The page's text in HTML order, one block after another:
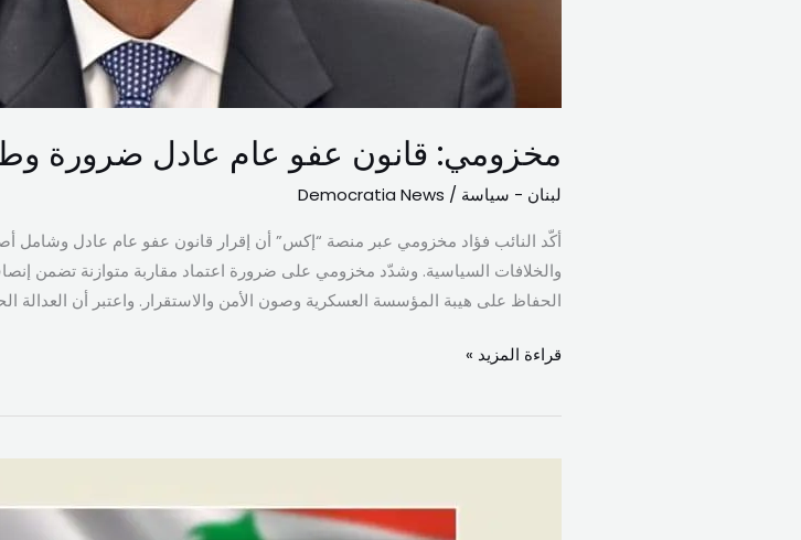
مخزومي: قانون عفو عام عادل ضرورة
لبنان - سياسة /
Democratia News
أكّد النائب فؤاد مخزومي عبر منصة “إكس” أن إقرار قانون عفو عام عادل وشامل
والخلافات السياسية. وشدّد مخزومي على ضرورة اعتماد مقاربة متوازنة تضمن
الحفاظ على هيبة المؤسسة العسكرية وصون الأمن والاستقرار. واعتبر أن العدالة
قراءة المزيد »